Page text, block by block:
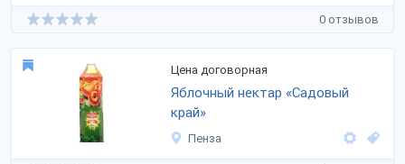
0 отзывов
Цена договорная
Яблочный нектар «Садовый
край»
Пенза